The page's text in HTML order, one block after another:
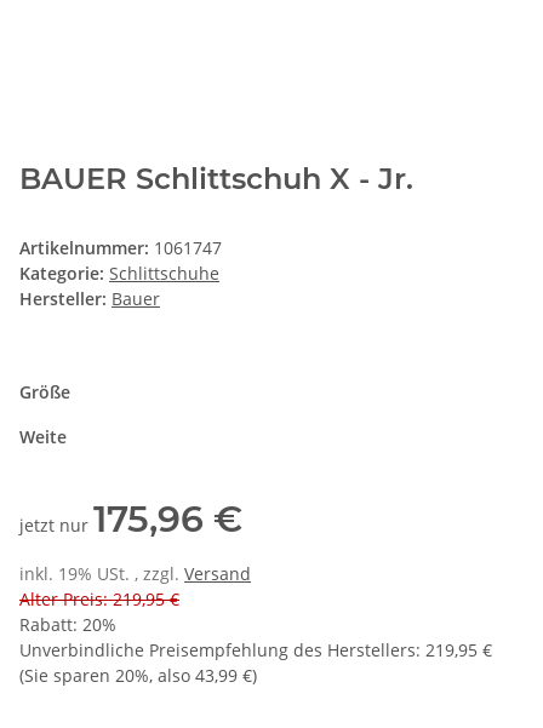
BAUER Schlittschuh X - Jr.
Artikelnummer: 1061747
Kategorie: Schlittschuhe
Hersteller: Bauer
Größe
Weite
jetzt nur 175,96 €
inkl. 19% USt. , zzgl. Versand
Alter Preis: 219,95 €
Rabatt: 20%
Unverbindliche Preisempfehlung des Herstellers: 219,95 €
(Sie sparen 20%, also 43,99 €)